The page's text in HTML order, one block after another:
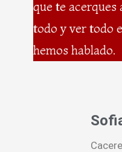
que te
todo y ver todo
hemos hablado.